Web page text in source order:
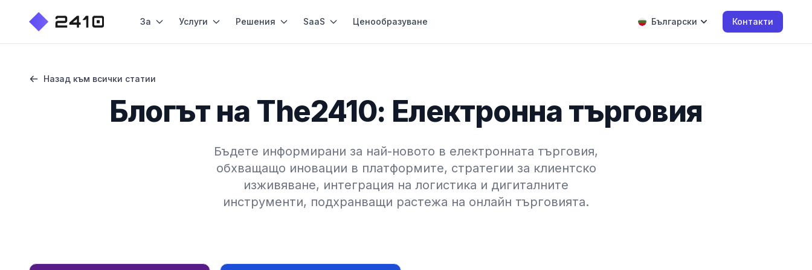
За Услуги Решения SaaS Ценообразуване Български Контакти
Назад към всички статии
Блогът на The2410: Електронна търговия
Бъдете информирани за най-новото в електронната търговия,
обхващащо иновации в платформите, стратегии за клиентско
изживяване, интеграция на логистика и дигиталните
инструменти, подхранващи растежа на онлайн търговията.